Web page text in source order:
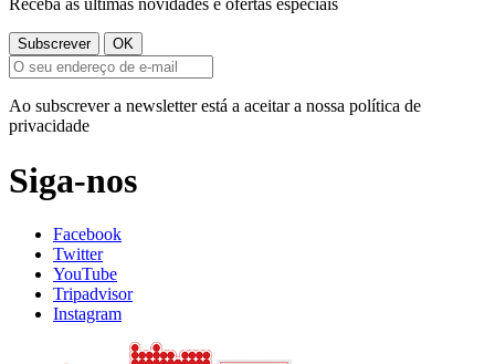
Receba as últimas novidades e ofertas especiais
Ao subscrever a newsletter está a aceitar a nossa política de
privacidade
Siga-nos
Facebook
Twitter
YouTube
Tripadvisor
Instagram